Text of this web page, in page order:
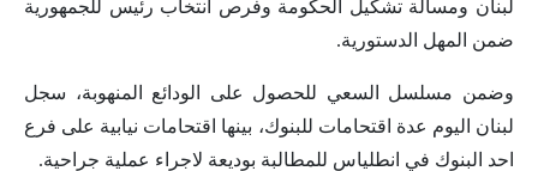
لبنان ومسألة تشكيل الحكومة وفرص انتخاب رئيس للجمهورية
ضمن المهل الدستورية.
وضمن مسلسل السعي للحصول على الودائع المنهوبة، سجل
لبنان اليوم عدة اقتحامات للبنوك، بينها اقتحامات نيابية على فرع
احد البنوك في انطلياس للمطالبة بوديعة لاجراء عملية جراحية.